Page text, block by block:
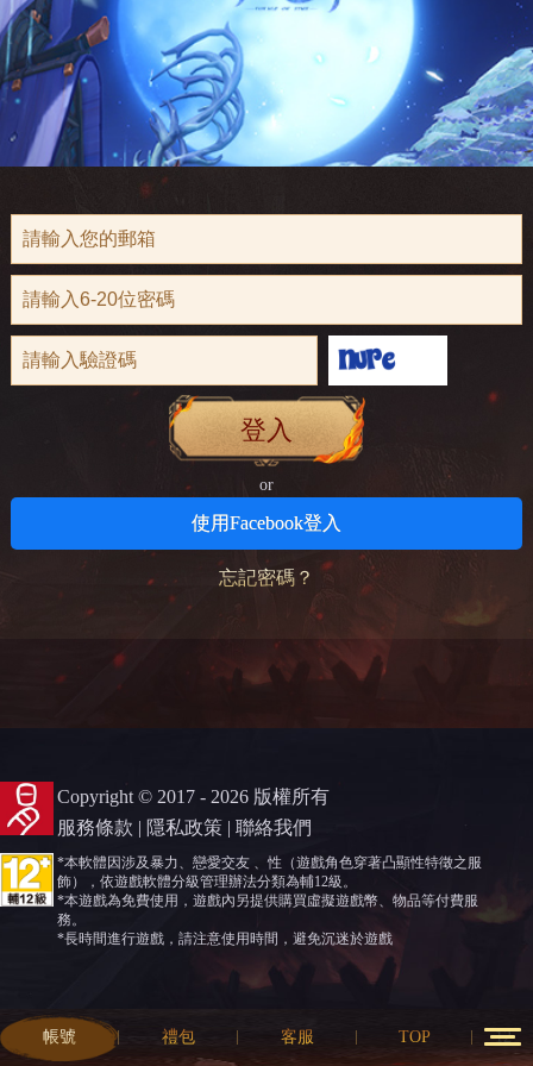
登入
or
使用Facebook登入
忘記密碼？
Copyright © 2017 - 2026 版權所有
服務條款 | 隱私政策 | 聯絡我們
*本軟體因涉及暴力、戀愛交友 、性（遊戲角色穿著凸顯性特徵之服
飾），依遊戲軟體分級管理辦法分類為輔12級。
*本遊戲為免費使用，遊戲內另提供購買虛擬遊戲幣、物品等付費服
務。
*長時間進行遊戲，請注意使用時間，避免沉迷於遊戲
帳號 禮包 客服 TOP 12